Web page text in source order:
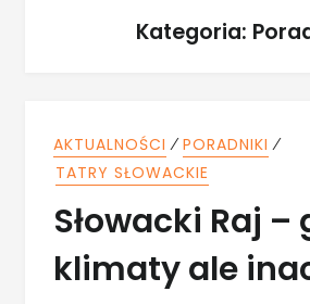
Kategoria:
AKTUALNOŚCI ⁄PORADNIKI ⁄
TATRY SŁOWACKIE
Słowacki Raj –
klimaty ale